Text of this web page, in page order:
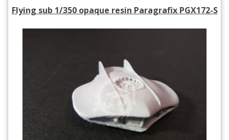
Flying sub 1/350 opaque resin Paragrafix PGX172-S